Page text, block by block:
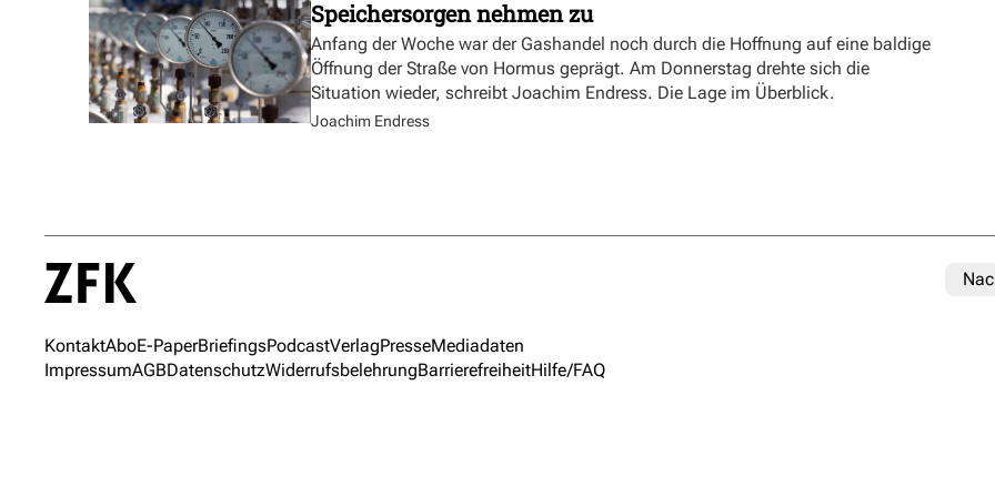
Speichersorgen nehmen zu
Anfang der Woche war der Gashandel noch durch die Hoffnung auf eine baldige
Öffnung der Straße von Hormus geprägt. Am Donnerstag drehte sich die
Situation wieder, schreibt Joachim Endress. Die Lage im Überblick.
Joachim Endress
KontaktAboE-PaperBriefingsPodcastVerlagPresseMediadaten
ImpressumAGBDatenschutzWiderrufsbelehrungBarrierefreiheitHilfe/FAQ